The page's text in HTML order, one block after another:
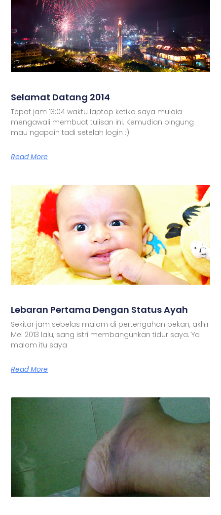
Selamat Datang 2014
Tepat jam 13:04 waktu laptop ketika saya mulaia
mengawali membuat tulisan ini. Kemudian bingung
mau ngapain tadi setelah login :).
Read More
Lebaran Pertama Dengan Status Ayah
Sekitar jam sebelas malam di pertengahan pekan, akhir
Mei 2013 lalu, sang istri membangunkan tidur saya. Ya
malam itu saya
Read More